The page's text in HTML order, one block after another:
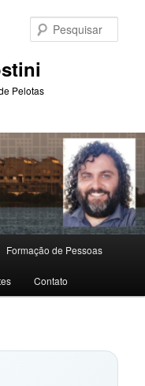
Pelotas
Formação de Pessoas
Contato